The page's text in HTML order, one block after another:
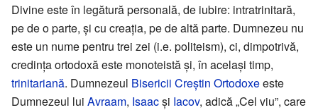
Divine este în legătură personală, de iubire: intratrinitară,
pe de o parte, și cu creația, pe de altă parte. Dumnezeu nu
este un nume pentru trei zei (i.e. politeism), ci, dimpotrivă,
credința ortodoxă este monoteistă și, în același timp,
trinitariană. Dumnezeul Bisericii Creștin Ortodoxeeste
Dumnezeul lui Avraam, Isaacși Iacov, adică „Cel viu”, care